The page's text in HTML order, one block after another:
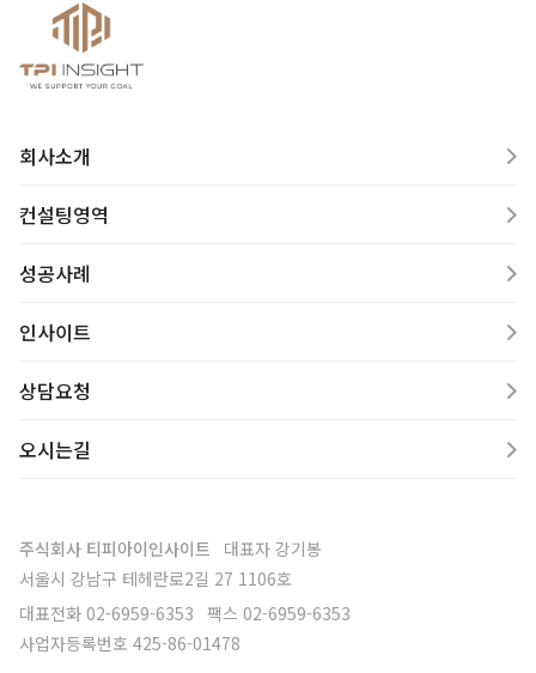
회사소개
컨설팅영역
성공사례
인사이트
상담요청
오시는길
주식회사 티피아이인사이트 대표자 강기봉
서울시 강남구 테헤란로2길 27 1106호
대표전화 02-6959-6353 팩스 02-6959-6353
사업자등록번호 425-86-01478